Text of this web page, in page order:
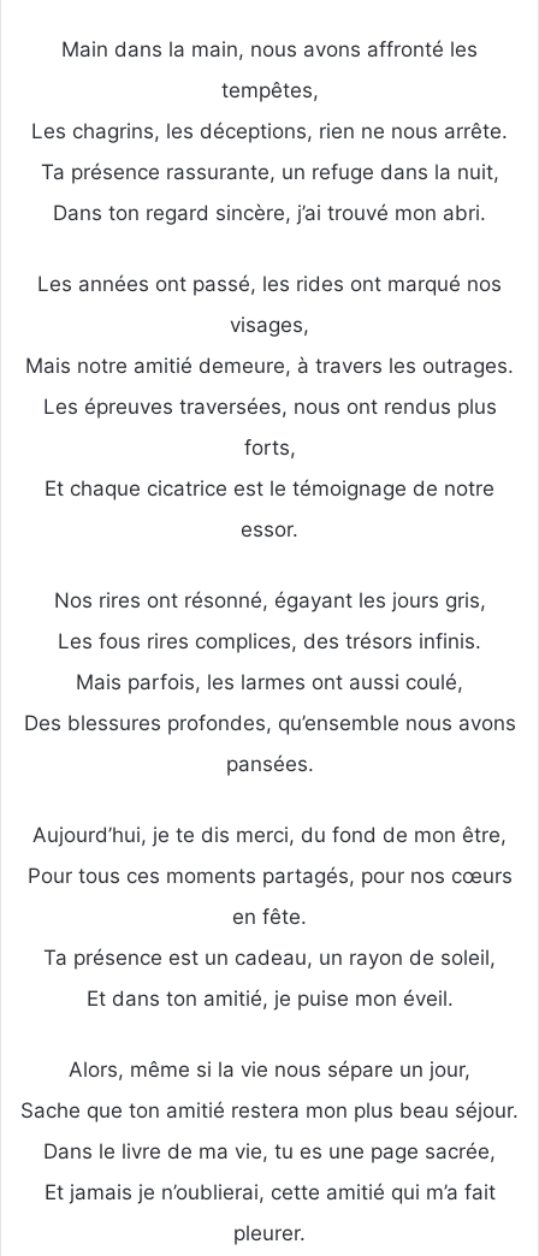
Main dans la main, nous avons affronté les
tempêtes,
Les chagrins, les déceptions, rien ne nous arrête.
Ta présence rassurante, un refuge dans la nuit,
Dans ton regard sincère, j’ai trouvé mon abri.
Les années ont passé, les rides ont marqué nos
visages,
Mais notre amitié demeure, à travers les outrages.
Les épreuves traversées, nous ont rendus plus
forts,
Et chaque cicatrice est le témoignage de notre
essor.
Nos rires ont résonné, égayant les jours gris,
Les fous rires complices, des trésors infinis.
Mais parfois, les larmes ont aussi coulé,
Des blessures profondes, qu’ensemble nous avons
pansées.
Aujourd’hui, je te dis merci, du fond de mon être,
Pour tous ces moments partagés, pour nos cœurs
en fête.
Ta présence est un cadeau, un rayon de soleil,
Et dans ton amitié, je puise mon éveil.
Alors, même si la vie nous sépare un jour,
Sache que ton amitié restera mon plus beau séjour.
Dans le livre de ma vie, tu es une page sacrée,
Et jamais je n’oublierai, cette amitié qui m’a fait
pleurer.